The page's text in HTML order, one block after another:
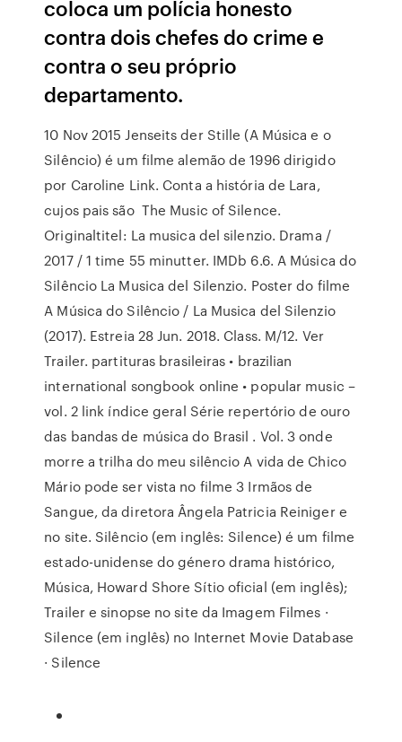
coloca um polícia honesto
contra dois chefes do crime e
contra o seu próprio
departamento.
10 Nov 2015 Jenseits der Stille (A Música e o
Silêncio) é um filme alemão de 1996 dirigido
por Caroline Link. Conta a história de Lara,
cujos pais são The Music of Silence.
Originaltitel: La musica del silenzio. Drama /
2017 / 1 time 55 minutter. IMDb 6.6. A Música do
Silêncio La Musica del Silenzio. Poster do filme
A Música do Silêncio / La Musica del Silenzio
(2017). Estreia 28 Jun. 2018. Class. M/12. Ver
Trailer. partituras brasileiras • brazilian
international songbook online • popular music –
vol. 2 link índice geral Série repertório de ouro
das bandas de música do Brasil . Vol. 3 onde
morre a trilha do meu silêncio A vida de Chico
Mário pode ser vista no filme 3 Irmãos de
Sangue, da diretora Ângela Patricia Reiniger e
no site. Silêncio (em inglês: Silence) é um filme
estado-unidense do género drama histórico,
Música, Howard Shore Sítio oficial (em inglês);
Trailer e sinopse no site da Imagem Filmes ·
Silence (em inglês) no Internet Movie Database
· Silence